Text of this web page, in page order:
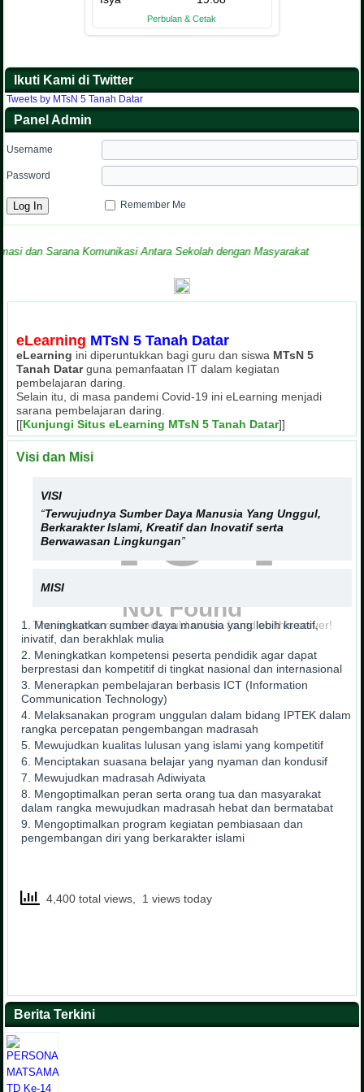
Ikuti Kami di Twitter
Tweets by MTsN 5 Tanah Datar
Panel Admin
Username
Password
Remember Me
Sarana Komunikasi Antara Sekolah dengan Masyarakat
eLearning MTsN 5 Tanah Datar
eLearning ini diperuntukkan bagi guru dan siswa MTsN 5
Tanah Datarguna pemanfaatan IT dalam kegiatan
pembelajaran daring.
Selain itu, di masa pandemi Covid-19 ini eLearning menjadi
sarana pembelajaran daring.
[[Kunjungi Situs eLearning MTsN 5 Tanah Datar]]
Visi dan Misi
VISI
“Terwujudnya Sumber Daya Manusia Yang Unggul,
Berkarakter Islami, Kreatif dan Inovatif serta
Berwawasan Lingkungan”
MISI
Meningkatkan sumber daya manusia yang lebih kreatif,
inivatif, dan berakhlak mulia
Meningkatkan kompetensi peserta pendidik agar dapat
berprestasi dan kompetitif di tingkat nasional dan internasional
Menerapkan pembelajaran berbasis ICT (Information
Communication Technology)
Melaksanakan program unggulan dalam bidang IPTEK dalam
rangka percepatan pengembangan madrasah
Mewujudkan kualitas lulusan yang islami yang kompetitif
Menciptakan suasana belajar yang nyaman dan kondusif
Mewujudkan madrasah Adiwiyata
Mengoptimalkan peran serta orang tua dan masyarakat
dalam rangka mewujudkan madrasah hebat dan bermatabat
Mengoptimalkan program kegiatan pembiasaan dan
pengembangan diri yang berkarakter islami
4,400 total views, 1 views today
Berita Terkini
404
Not Found
The resource requested could not be found on this server!